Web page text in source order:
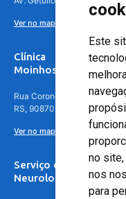
Este
no site,
nos
para
Ver no mapa
Clínica
Moinhos de Vento -
Rua Coronel Aparício
RS, 90870-016
Ver no mapa
Serviço de
Neurologia